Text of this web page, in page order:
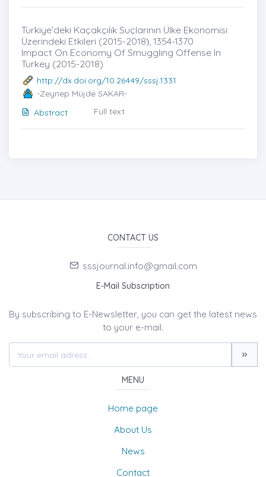
Türkiye’deki Kaçakçılık Suçlarının Ülke Ekonomisi
Üzerindeki Etkileri (2015-2018)̇, 1354-1370
Impact On Economy Of Smuggling Offense In
Turkey (2015-2018)
http://dx.doi.org/10.26449/sssj.1331
-Zeynep Müjde SAKAR-
Abstract
Full text
CONTACT US
sssjournal.info@gmail.com
E-Mail Subscription
By subscribing to E-Newsletter, you can get the latest news
to your e-mail.
MENU
Home page
About Us
News
Contact